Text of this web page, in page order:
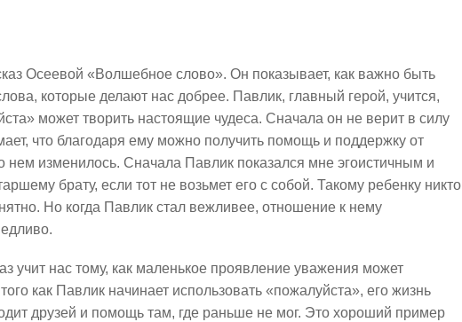
Осеевой «Волшебное слово». Он показывает, как важно быть
которые делают нас добрее. Павлик, главный герой, учится,
может творить настоящие чудеса. Сначала он не верит в силу
что благодаря ему можно получить помощь и поддержку от
изменилось. Сначала Павлик показался мне эгоистичным и
брату, если тот не возьмет его с собой. Такому ребенку никто
Но когда Павлик стал вежливее, отношение к нему
учит нас тому, как маленькое проявление уважения может
как Павлик начинает использовать «пожалуйста», его жизнь
друзей и помощь там, где раньше не мог. Это хороший пример